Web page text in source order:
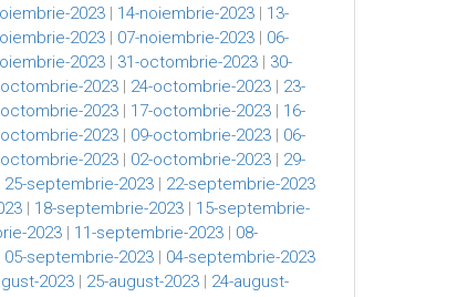
2023 | 14-noiembrie-2023 | 13-
2023 | 07-noiembrie-2023 | 06-
2023 | 31-octombrie-2023 | 30-
2023 | 24-octombrie-2023 | 23-
2023 | 17-octombrie-2023 | 16-
2023 | 09-octombrie-2023 | 06-
2023 | 02-octombrie-2023 | 29-
25-septembrie-2023 | 22-septembrie-2023
| 18-septembrie-2023 | 15-septembrie-
2023 | 11-septembrie-2023 | 08-
05-septembrie-2023 | 04-septembrie-2023
2023 | 25-august-2023 | 24-august-